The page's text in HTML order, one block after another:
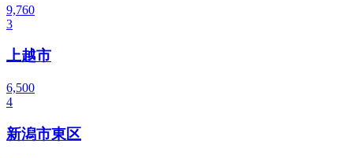
9,760
3
上越市
6,500
4
新潟市東区